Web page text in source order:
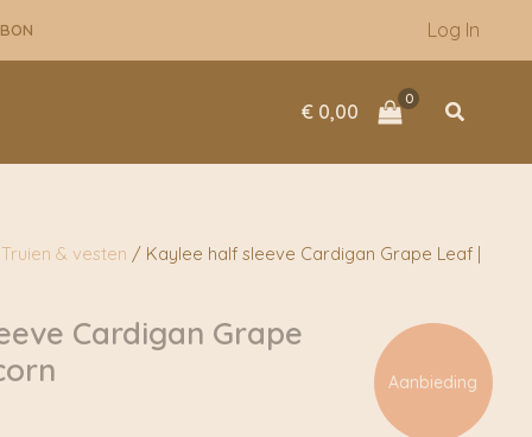
Log In
€ 0,00 Zoeken
Truien & vesten / Kaylee half sleeve Cardigan Grape Leaf |
Aanbieding
Cardigan Grape